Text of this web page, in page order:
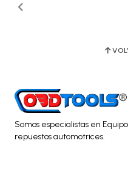
Somos especialistas en
repuestos automotrices.